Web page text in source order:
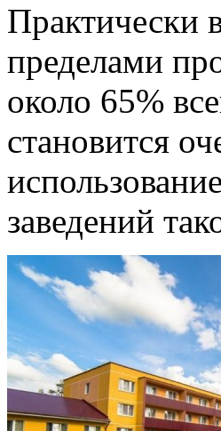
Практически
пределами
около 65%
становится
заведений